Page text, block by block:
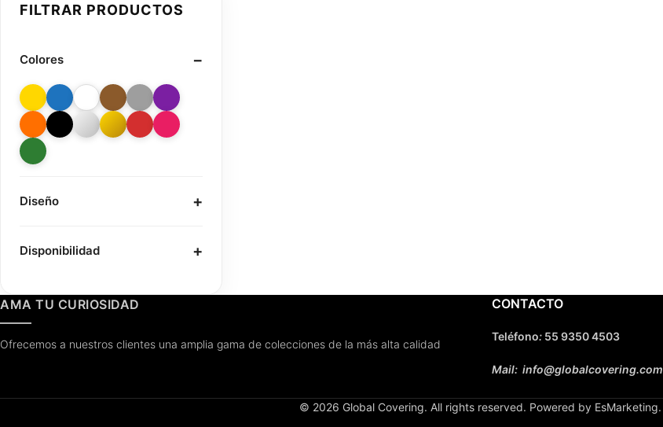
FILTRAR PRODUCTOS
Colores
Diseño
Disponibilidad
AMA TU CURIOSIDAD
Ofrecemos a nuestros clientes una amplia gama de colecciones de la más alta calidad
CONTACTO
Teléfono: 55 9350 4503
Mail: info@globalcovering.com
© 2026 Global Covering. All rights reserved. Powered by EsMarketing.